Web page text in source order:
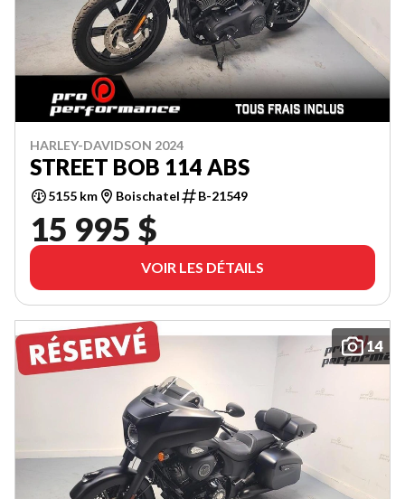
HARLEY-DAVIDSON 2024
STREET BOB 114 ABS
5155 km Boischatel B-21549
15 995 $
VOIR LES DÉTAILS
14